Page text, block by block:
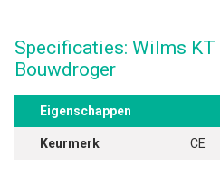
Specificaties: Wilms KT
Bouwdroger
Eigenschappen
Keurmerk CE